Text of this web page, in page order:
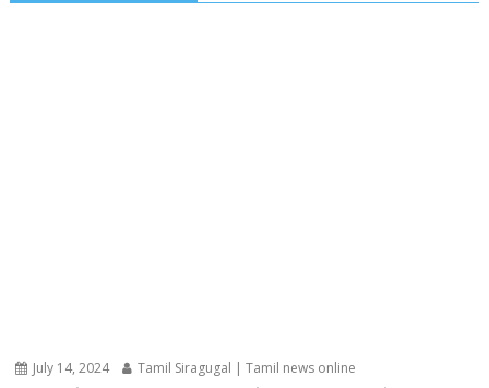
July 14, 2024 Tamil Siragugal | Tamil news online